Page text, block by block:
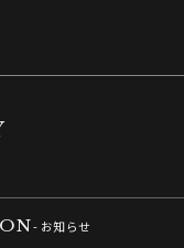
- お知らせ